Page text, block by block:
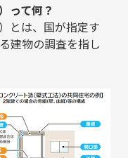
って何？
とは、国が指定す
建物の調査を指し